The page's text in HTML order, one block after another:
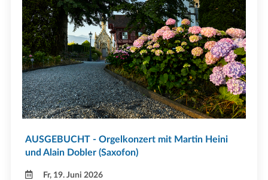
AUSGEBUCHT - Orgelkonzert mit Martin Heini
und Alain Dobler (Saxofon)
Fr, 19. Juni 2026